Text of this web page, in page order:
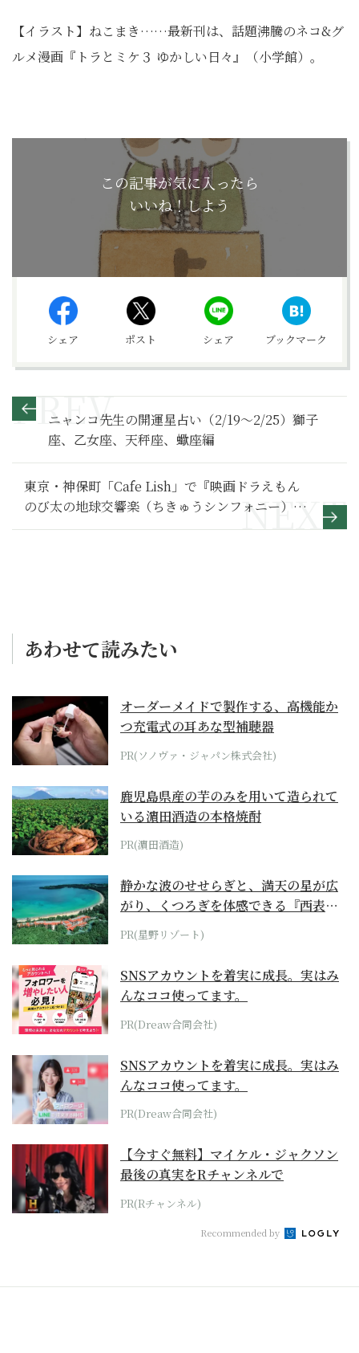
【イラスト】ねこまき……最新刊は、話題沸騰のネコ&グ
ルメ漫画『トラとミケ３ ゆかしい日々』（小学館）。
この記事が気に入ったら
いいね！しよう
シェア ポスト シェア ブックマーク
ニャンコ先生の開運星占い（2/19～2/25）獅子
座、乙女座、天秤座、蠍座編
東京・神保町「Cafe Lish」で『映画ドラえもん
のび太の地球交響楽（ちきゅうシンフォニー）』
のメニュー登場！
あわせて読みたい
オーダーメイドで製作する、高機能か
つ充電式の耳あな型補聴器
PR(ソノヴァ・ジャパン株式会社)
鹿児島県産の芋のみを用いて造られて
いる濵田酒造の本格焼酎
PR(濵田酒造)
静かな波のせせらぎと、満天の星が広
がり、くつろぎを体感できる『西表島
ホテル by...
PR(星野リゾート)
SNSアカウントを着実に成長。実はみ
んなココ使ってます。
PR(Dreaw合同会社)
SNSアカウントを着実に成長。実はみ
んなココ使ってます。
PR(Dreaw合同会社)
【今すぐ無料】マイケル・ジャクソン
最後の真実をRチャンネルで
PR(Rチャンネル)
Recommended by